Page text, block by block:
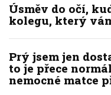
Úsměv do očí,
kolegu, který
Prý jsem jen
to je přece
nemocné matce